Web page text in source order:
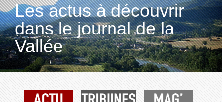
Les actus à découvrir
dans le journal de la
Vallée